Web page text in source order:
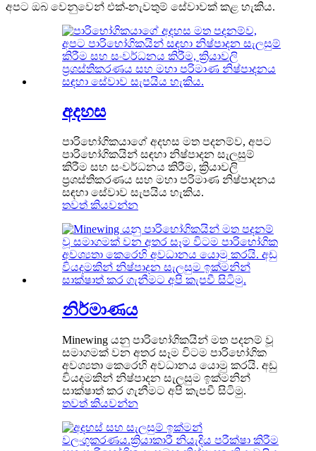
අපට ඔබ වෙනුවෙන් එක්-නැවතුම් සේවාවක් කළ හැකිය.
අදහස
පාරිභෝගිකයාගේ අදහස මත පදනම්ව, අපට
පාරිභෝගිකයින් සඳහා නිෂ්පාදන සැලසුම්
කිරීම සහ සංවර්ධනය කිරීම, ක්‍රියාවලි
ප්‍රශස්තිකරණය සහ මහා පරිමාණ නිෂ්පාදනය
සඳහා සේවාව සැපයිය හැකිය.
තවත් කියවන්න
නිර්මාණය
Minewing යනු පාරිභෝගිකයින් මත පදනම් වූ
සමාගමක් වන අතර සෑම විටම පාරිභෝගික
අවශ්‍යතා කෙරෙහි අවධානය යොමු කරයි. අඩු
වියදමකින් නිෂ්පාදන සැලසුම ඉක්මනින්
සාක්ෂාත් කර ගැනීමට අපි කැපවී සිටිමු.
තවත් කියවන්න